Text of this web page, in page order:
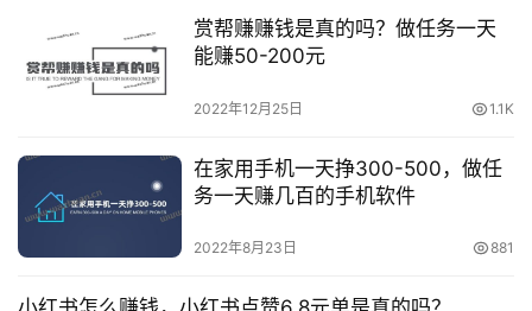
赏帮赚赚钱是真的吗？做任务一天
能赚50-200元
2022年12月25日 1.1K
在家用手机一天挣300-500，做任
务一天赚几百的手机软件
2022年8月23日 881